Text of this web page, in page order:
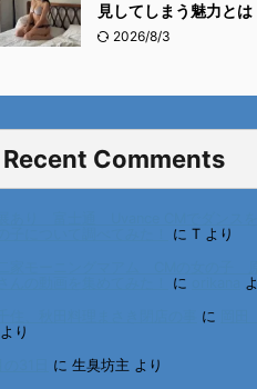
見してしまう魅力とは
2026/8/3
Recent Comments
に T より
に
に
より
に 生臭坊主 より